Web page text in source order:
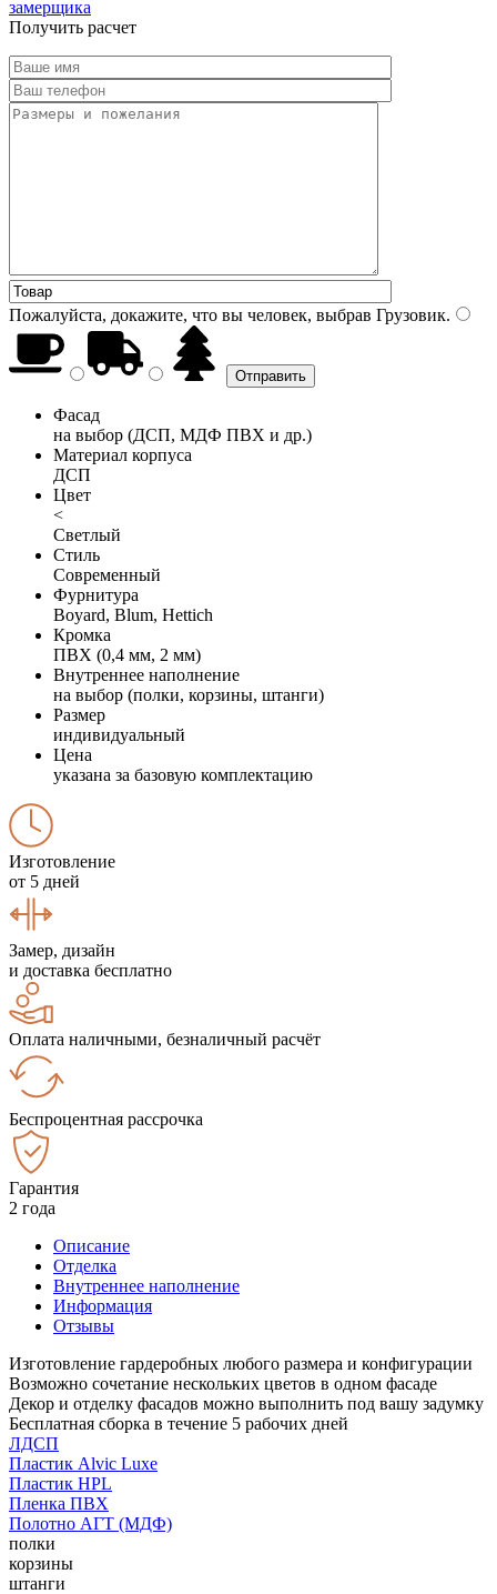
замерщика
Получить расчет
Пожалуйста, докажите, что вы человек, выбрав Грузовик.
Фасад
на выбор (ДСП, МДФ ПВХ и др.)
Материал корпуса
ДСП
Цвет
<
Светлый
Стиль
Современный
Фурнитура
Boyard, Blum, Hettich
Кромка
ПВХ (0,4 мм, 2 мм)
Внутреннее наполнение
на выбор (полки, корзины, штанги)
Размер
индивидуальный
Цена
указана за базовую комплектацию
Изготовление
от 5 дней
Замер, дизайн
и доставка бесплатно
Оплата наличными, безналичный расчёт
Беспроцентная рассрочка
Гарантия
2 года
Описание
Отделка
Внутреннее наполнение
Информация
Отзывы
Изготовление гардеробных любого размера и конфигурации
Возможно сочетание нескольких цветов в одном фасаде
Декор и отделку фасадов можно выполнить под вашу задумку
Бесплатная сборка в течение 5 рабочих дней
ЛДСП
Пластик Alvic Luxe
Пластик HPL
Пленка ПВХ
Полотно АГТ (МДФ)
полки
корзины
штанги